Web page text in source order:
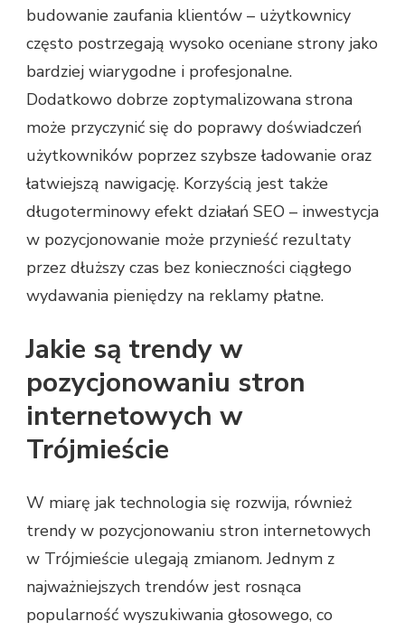
budowanie zaufania klientów – użytkownicy
często postrzegają wysoko oceniane strony jako
bardziej wiarygodne i profesjonalne.
Dodatkowo dobrze zoptymalizowana strona
może przyczynić się do poprawy doświadczeń
użytkowników poprzez szybsze ładowanie oraz
łatwiejszą nawigację. Korzyścią jest także
długoterminowy efekt działań SEO – inwestycja
w pozycjonowanie może przynieść rezultaty
przez dłuższy czas bez konieczności ciągłego
wydawania pieniędzy na reklamy płatne.
Jakie są trendy w
pozycjonowaniu stron
internetowych w
Trójmieście
W miarę jak technologia się rozwija, również
trendy w pozycjonowaniu stron internetowych
w Trójmieście ulegają zmianom. Jednym z
najważniejszych trendów jest rosnąca
popularność wyszukiwania głosowego, co